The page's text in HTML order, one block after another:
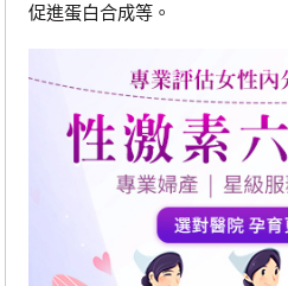
促進蛋白合成等。